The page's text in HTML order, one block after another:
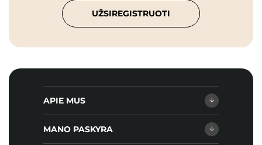
UŽSIREGISTRUOTI
APIE MUS
MANO PASKYRA